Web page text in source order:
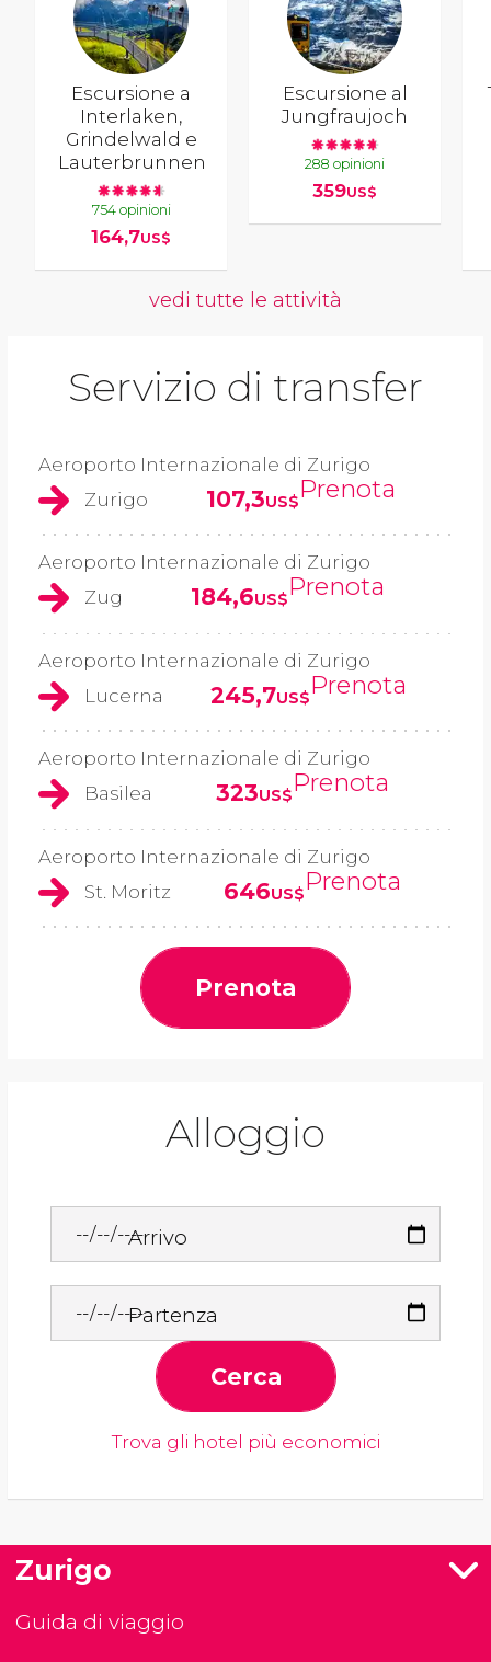
Escursione a
Interlaken,
Grindelwald e
Lauterbrunnen
754 opinioni
164,7US$
Escursione al
Jungfraujoch
288 opinioni
359US$
vedi tutte le attività
Servizio di transfer
Aeroporto Internazionale di Zurigo
Zurigo
107,3US$Prenota
Aeroporto Internazionale di Zurigo
Zug
184,6US$Prenota
Aeroporto Internazionale di Zurigo
Lucerna
245,7US$Prenota
Aeroporto Internazionale di Zurigo
Basilea
323US$Prenota
Aeroporto Internazionale di Zurigo
St. Moritz
646US$Prenota
Prenota
Alloggio
Arrivo
Partenza
Cerca
Trova gli hotel più economici
Zurigo
Guida di viaggio